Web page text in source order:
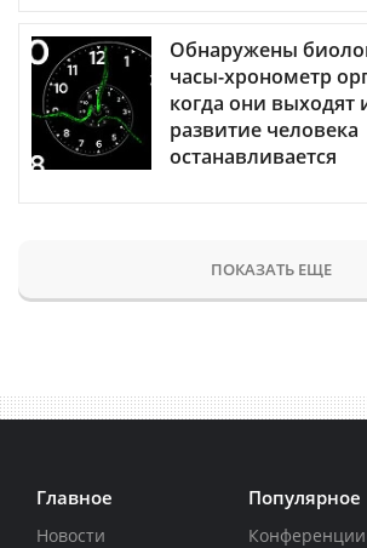
Обнаружены
часы-хронометр
когда они выходят
развитие человека
останавливается
ПОКАЗАТЬ ЕЩЕ
Главное
Новости
Популярное
Конференции